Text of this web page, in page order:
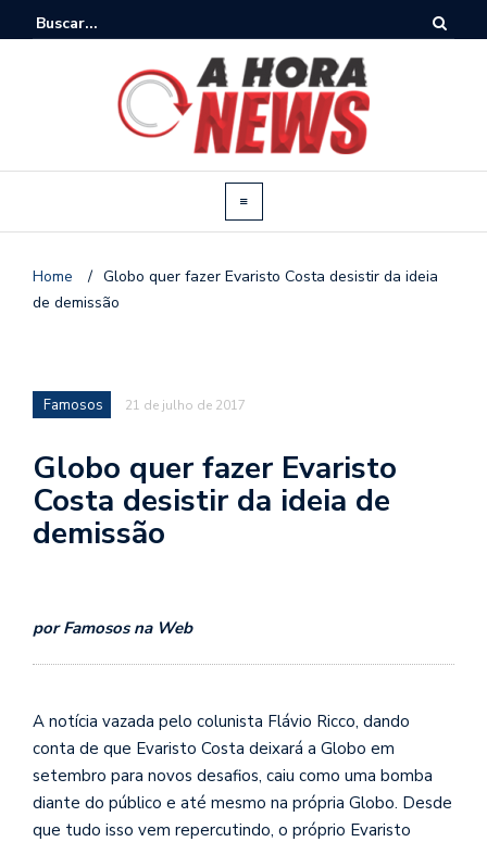
Home / Globo quer fazer Evaristo Costa desistir da ideia
de demissão
Famosos 21 de julho de 2017
Globo quer fazer Evaristo
Costa desistir da ideia de
demissão
por Famosos na Web
A notícia vazada pelo colunista Flávio Ricco, dando
conta de que Evaristo Costa deixará a Globo em
setembro para novos desafios, caiu como uma bomba
diante do público e até mesmo na própria Globo. Desde
que tudo isso vem repercutindo, o próprio Evaristo